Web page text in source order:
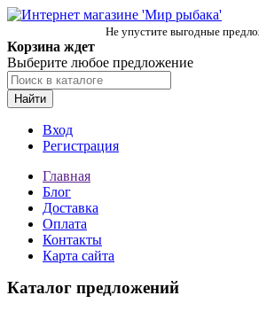
Не упустите выгодные
Корзина ждет
Выберите любое предложение
Найти
Вход
Регистрация
Главная
Блог
Доставка
Оплата
Контакты
Карта сайта
Каталог предложений